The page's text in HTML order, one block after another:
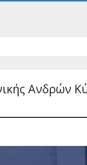
Ανδρών